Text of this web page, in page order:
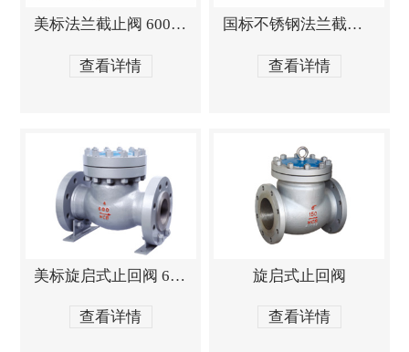
美标法兰截止阀 600Lb
查看详情
国标不锈钢法兰截止阀 PN40-PN64
查看详情
美标旋启式止回阀 600Lb
查看详情
旋启式止回阀
查看详情